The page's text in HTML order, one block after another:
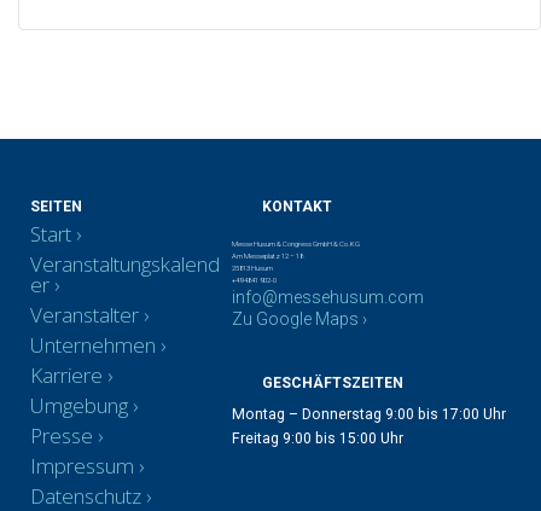
SEITEN
Start
Veranstaltungskalend
er
Veranstalter
Unternehmen
Karriere
Umgebung
Presse
Impressum
Datenschutz
KONTAKT
Messe Husum & Congress GmbH & Co. KG
Am Messeplatz 12 – 18
25813 Husum
+49 4841 902-0
info@messehusum.com
Zu Google Maps ›
GESCHÄFTSZEITEN
Montag – Donnerstag 9:00 bis 17:00 Uhr
Freitag 9:00 bis 15:00 Uhr